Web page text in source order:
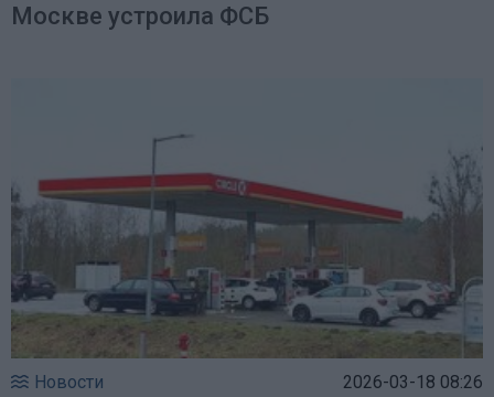
Москве устроила ФСБ
Новости 2026-03-18 08:26